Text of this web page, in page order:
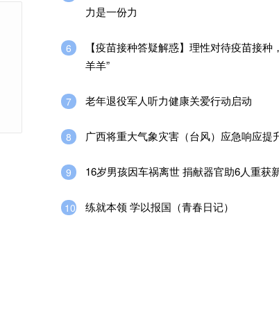
力是一份力
6
【疫苗接种答疑解惑】理性对待疫苗接种
羊羊”
7 老年退役军人听力健康关爱行动启动
8 广西将重大气象灾害（台风）应急响应
9 16岁男孩因车祸离世 捐献器官助6人重获
10 练就本领 学以报国（青春日记）